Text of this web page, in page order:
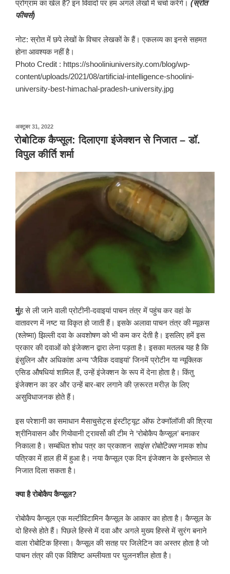
प्रोग्राम का खेल हैं? इन विवादों पर हम अगले लेखों में चर्चा करेंगे। (स्रोत
फीचर्स)
नोट: स्रोत में छपे लेखों के विचार लेखकों के हैं। एकलव्य का इनसे सहमत
होना आवश्यक नहीं है।
Photo Credit : https://shooliniuniversity.com/blog/wp-
content/uploads/2021/08/artificial-intelligence-shoolini-
university-best-himachal-pradesh-university.jpg
अक्टूबर 31, 2022पर
प्रकाशित
किया
गया
रोबोटिक कैप्सूल: दिलाएगा इंजेक्शन से निजात – डॉ.
विपुल कीर्ति शर्मा
मुंह से ली जाने वाली प्रोटीनी-दवाइयां पाचन तंत्र में पहुंच कर वहां के
वातावरण में नष्ट या विकृत हो जाती हैं। इसके अलावा पाचन तंत्र की म्यूकस
(श्लेष्मा) झिल्ली दवा के अवशोषण को भी कम कर देती है। इसलिए हमें इस
प्रकार की दवाओं को इंजेक्शन द्वारा लेना पड़ता है। इसका मतलब यह है कि
इंसुलिन और अधिकांश अन्य ‘जैविक दवाइयां’ जिनमें प्रोटीन या न्यूक्लिक
एसिड औषधियां शामिल हैं, उन्हें इंजेक्शन के रूप में देना होता है। किंतु
इंजेक्शन का डर और उन्हें बार-बार लगाने की ज़रूरत मरीज़ के लिए
असुविधाजनक होते हैं।
इस परेशानी का समाधान मैसाचुसेट्स इंस्टीट्यूट ऑफ टेक्नॉलॉजी की श्रिया
श्रीनिवासन और गियोवानी ट्रावर्सो की टीम ने ‘रोबोकैप कैप्सूल’ बनाकर
निकाला है। सम्बंधित शोध पत्र का प्रकाशन साइंस रोबोटिक्सनामक शोध
पत्रिका में हाल ही में हुआ है। नया कैप्सूल एक दिन इंजेक्शन के इस्तेमाल से
निजात दिला सकता है।
क्या है रोबोकैप कैप्सूल?
रोबोकैप कैप्सूल एक मल्टीविटामिन कैप्सूल के आकार का होता है। कैप्सूल के
दो हिस्से होते हैं। पिछले हिस्से में दवा और अगले मुख्य हिस्से में सुरंग बनाने
वाला रोबोटिक हिस्सा। कैप्सूल की सतह पर जिलेटिन का अस्तर होता है जो
पाचन तंत्र की एक विशिष्ट अम्लीयता पर घुलनशील होता है।